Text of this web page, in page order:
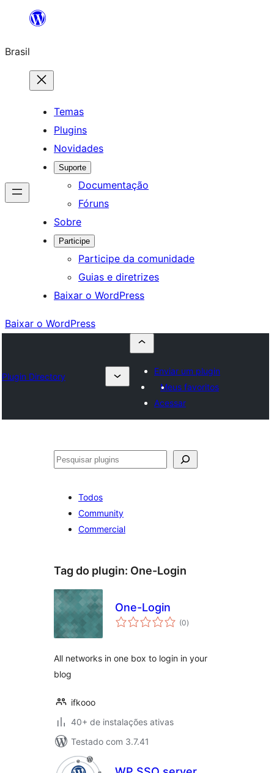
o
conteúdo
Brasil
Temas
Plugins
Novidades
Suporte
Documentação
Fóruns
Sobre
Participe
Participe da comunidade
Guias e diretrizes
Baixar o WordPress
Baixar o WordPress
Plugin Directory
Enviar um plugin
Meus favoritos
Acessar
Pesquisar
Todos
Community
Commercial
Tag do plugin: One-Login
One-Login
(0total
de
)
All networks in one box to login in your
blog
ifkooo
40+ de instalações ativas
Testado com 3.7.41